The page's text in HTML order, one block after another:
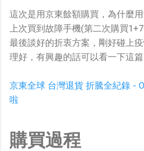
這次是用京東餘額購買，為什麼
上次買到故障手機(第二次購買
最後談好的折衷方案，剛好碰上
理好，有興趣的話可以看一下這篇
京東全球 台灣退貨 折騰全紀錄 -
啦
購買過程